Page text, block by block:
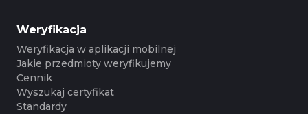
Weryfikacja
Weryfikacja w aplikacji mobilnej
Jakie przedmioty weryfikujemy
Cennik
Wyszukaj certyfikat
Standardy